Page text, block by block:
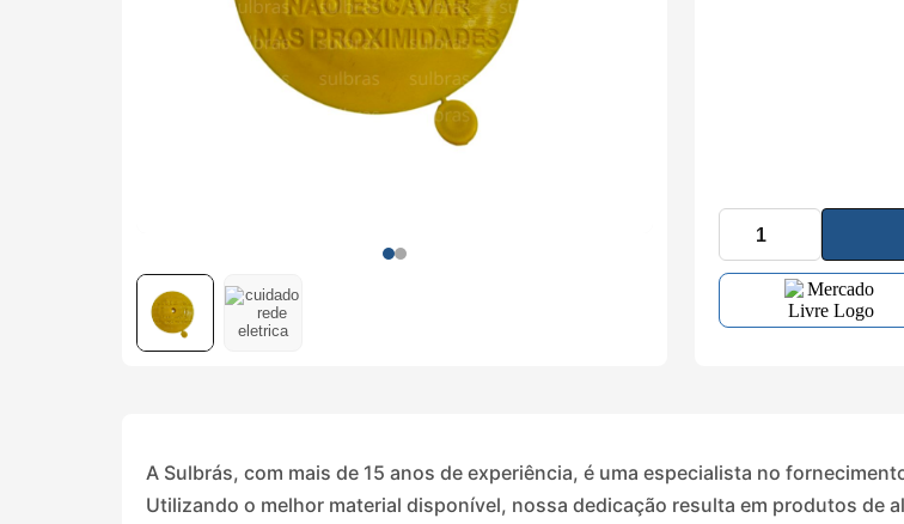
A Sulbrás, com mais de 15 anos de experiência, é uma especialista no
Utilizando o melhor material disponível, nossa dedicação resulta em produtos de